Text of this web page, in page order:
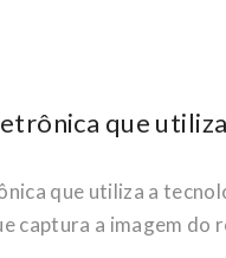
que
que utiliza a
captura a imagem